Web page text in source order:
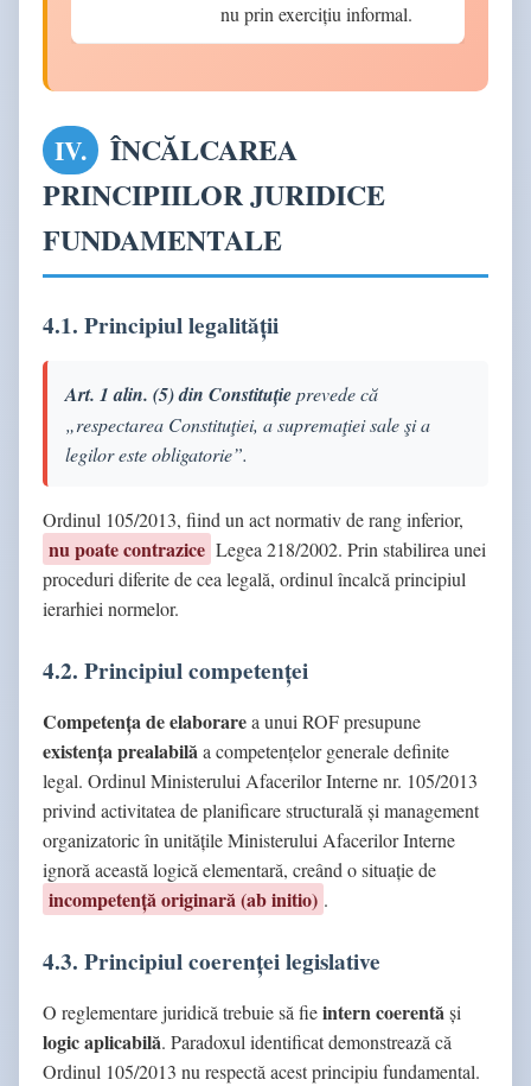
nu prin exercițiu informal.
IV.
ÎNCĂLCAREA
PRINCIPIILOR JURIDICE
FUNDAMENTALE
4.1. Principiul legalității
Art. 1 alin. (5) din Constituțieprevede că
„respectarea Constituţiei, a supremaţiei sale şi a
legilor este obligatorie”.
Ordinul 105/2013, fiind un act normativ de rang inferior,
nu poate contrazice Legea 218/2002. Prin stabilirea unei
proceduri diferite de cea legală, ordinul încalcă principiul
ierarhiei normelor.
4.2. Principiul competenței
Competența de elaborarea unui ROF presupune
existența prealabilăa competențelor generale definite
legal. Ordinul Ministerului Afacerilor Interne nr. 105/2013
privind activitatea de planificare structurală și management
organizatoric în unitățile Ministerului Afacerilor Interne
ignoră această logică elementară, creând o situație de
incompetență originară (ab initio) .
4.3. Principiul coerenței legislative
O reglementare juridică trebuie să fieintern coerentăși
logic aplicabilă. Paradoxul identificat demonstrează că
Ordinul 105/2013 nu respectă acest principiu fundamental.